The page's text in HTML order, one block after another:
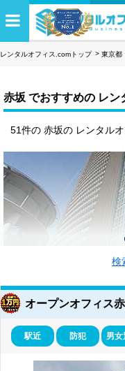
レンタルオフィス.comトップ 東京都
赤坂 でおすすめの レン
51件の 赤坂の レンタル
赤坂エリアは、東京都心の
検
オープンオフィス
駅近 防犯 男女